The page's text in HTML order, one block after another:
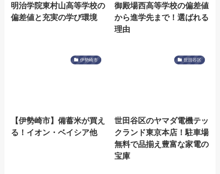
明治学院東村山高等学校の
偏差値と充実の学び環境
御殿場西高等学校の偏差値
から進学先まで！選ばれる
理由
伊勢崎市
【伊勢崎市】備蓄米が買え
る！イオン・ベイシア他
世田谷区
世田谷区のヤマダ電機テッ
クランド東京本店！駐車場
無料で品揃え豊富な家電の
宝庫